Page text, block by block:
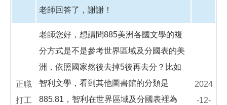
老師回答了，謝謝！
正職
打工
老師您好，想請問885美洲各國文學的複
分方式是不是參考世界區域及分國表的美
洲，依照國家然後去掉5後再去分？比如
智利文學，看到其他圖書館的分類是
885.81，智利在世界區域及分國表裡為
2024
-12-